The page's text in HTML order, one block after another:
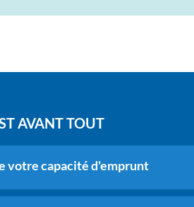
AVANT TOUT
votre capacité d'emprunt